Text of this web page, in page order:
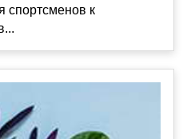
спортсменов к